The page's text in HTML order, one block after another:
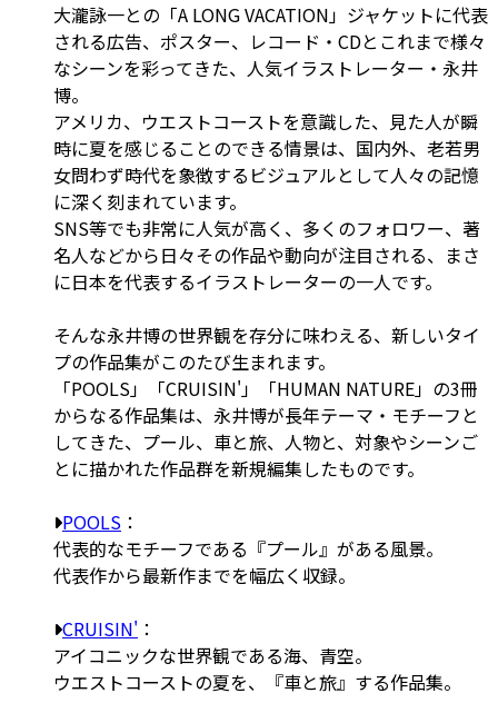
大瀧詠一との「A LONG VACATION」ジャケットに代表
される広告、ポスター、レコード・CDとこれまで様々
なシーンを彩ってきた、人気イラストレーター・永井
博。
アメリカ、ウエストコーストを意識した、見た人が瞬
時に夏を感じることのできる情景は、国内外、老若男
女問わず時代を象徴するビジュアルとして人々の記憶
に深く刻まれています。
SNS等でも非常に人気が高く、多くのフォロワー、著
名人などから日々その作品や動向が注目される、まさ
に日本を代表するイラストレーターの一人です。
そんな永井博の世界観を存分に味わえる、新しいタイ
プの作品集がこのたび生まれます。
「POOLS」「CRUISIN'」「HUMAN NATURE」の3冊
からなる作品集は、永井博が長年テーマ・モチーフと
してきた、プール、車と旅、人物と、対象やシーンご
とに描かれた作品群を新規編集したものです。
POOLS ：
代表的なモチーフである『プール』がある風景。
代表作から最新作までを幅広く収録。
CRUISIN' ：
アイコニックな世界観である海、青空。
ウエストコーストの夏を、『車と旅』する作品集。